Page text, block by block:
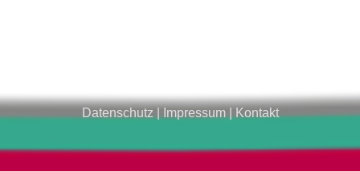
Datenschutz|Impressum|Kontakt